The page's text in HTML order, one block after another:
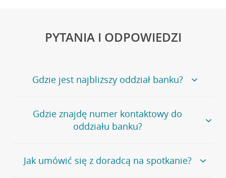
PYTANIA I ODPOWIEDZI
Gdzie jest najbliższy oddział banku?
Jeśli szukasz oddziału naszego banku, zapraszamy na
stronęPlacówki i bankomaty, na której znajduje się
wygodna wyszukiwarka.
oddziałów
Gdzie znajdę numer kontaktowy do
oddziału banku?
Bank Credit Agricole nie udostępnia ogólnego numeru
telefonu do placówki bankowej.
Jak umówić się z doradcą na spotkanie?